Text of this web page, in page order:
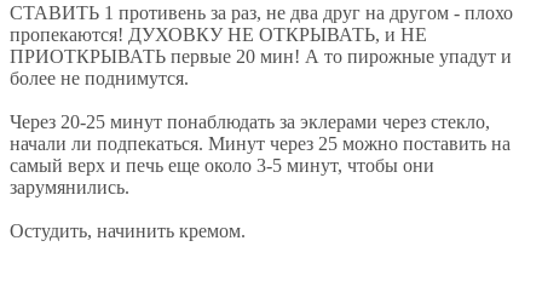
СТАВИТЬ 1 противень за раз, не два друг на другом - плохо
пропекаются! ДУХОВКУ НЕ ОТКРЫВАТЬ, и НЕ
ПРИОТКРЫВАТЬ первые 20 мин! А то пирожные упадут и
более не поднимутся.
Через 20-25 минут понаблюдать за эклерами через стекло,
начали ли подпекаться. Минут через 25 можно поставить на
самый верх и печь еще около 3-5 минут, чтобы они
зарумянились.
Остудить, начинить кремом.